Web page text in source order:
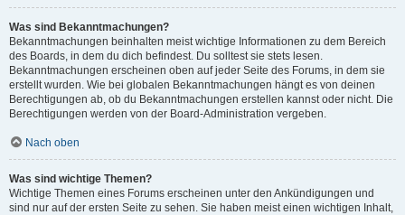
Was sind Bekanntmachungen?
Bekanntmachungen beinhalten meist wichtige Informationen zu dem Bereich
des Boards, in dem du dich befindest. Du solltest sie stets lesen.
Bekanntmachungen erscheinen oben auf jeder Seite des Forums, in dem sie
erstellt wurden. Wie bei globalen Bekanntmachungen hängt es von deinen
Berechtigungen ab, ob du Bekanntmachungen erstellen kannst oder nicht. Die
Berechtigungen werden von der Board-Administration vergeben.
Nach oben
Was sind wichtige Themen?
Wichtige Themen eines Forums erscheinen unter den Ankündigungen und
sind nur auf der ersten Seite zu sehen. Sie haben meist einen wichtigen Inhalt,